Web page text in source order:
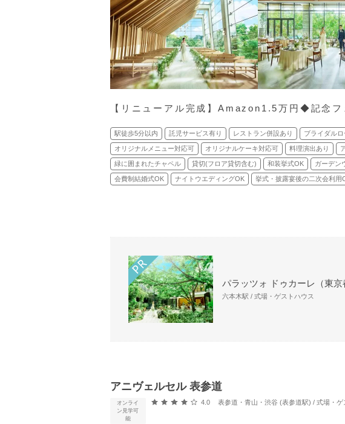
【リニューアル完成】Amazon1.5万円◆記念フ
駅徒歩5分以内 託児サービス有り レストラン併設あり ブライダル
オリジナルメニュー対応可 オリジナルケーキ対応可 料理演出あり
緑に囲まれたチャペル 貸切(フロア貸切含む) 和装挙式OK ガーデン
会費制結婚式OK ナイトウエディングOK 挙式・披露宴後の二次会利用
パラッツォ ドゥカーレ（東京
六本木駅 / 式場・ゲストハウス
アニヴェルセル 表参道
オンライ
ン見学可
能
口コミ評価
4.0 表参道・青山・渋谷 (表参道駅) / 式場・ゲ